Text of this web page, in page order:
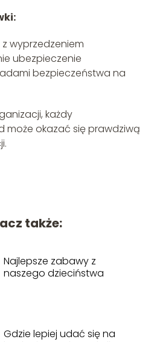
wyprzedzeniem
ubezpieczenie
bezpieczeństwa na
każdy
może okazać się prawdziwą
także:
Najlepsze zabawy z
naszego dzieciństwa
Gdzie lepiej udać się na